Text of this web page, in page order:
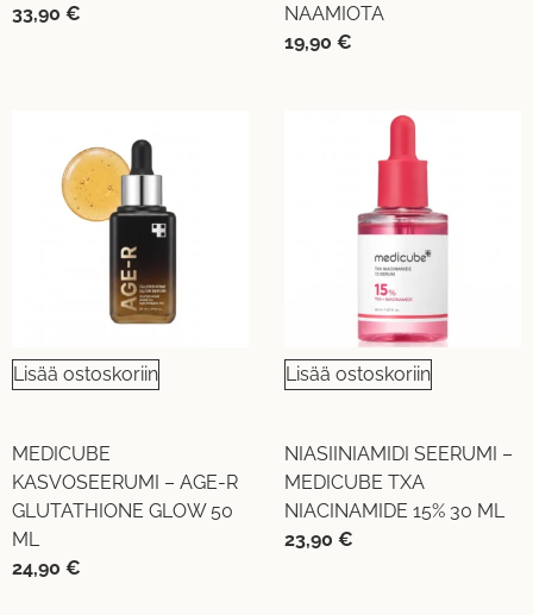
33,90 €
NAAMIOTA
19,90 €
Lisää ostoskoriin
MEDICUBE
KASVOSEERUMI – AGE-R
GLUTATHIONE GLOW 50
ML
24,90 €
Lisää ostoskoriin
NIASIINIAMIDI SEERUMI –
MEDICUBE TXA
NIACINAMIDE 15% 30 ML
23,90 €